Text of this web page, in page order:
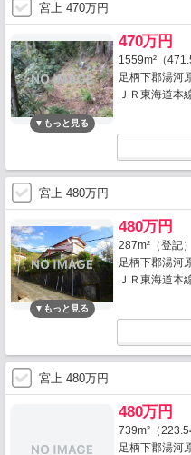
宮上 470万円
470万円
1559m²（
足柄下郡湯河
ＪＲ東海道本
宮上 480万円
480万円
287m²（登記）
足柄下郡湯河
ＪＲ東海道本
宮上 480万円
480万円
739m²（
足柄下郡湯河